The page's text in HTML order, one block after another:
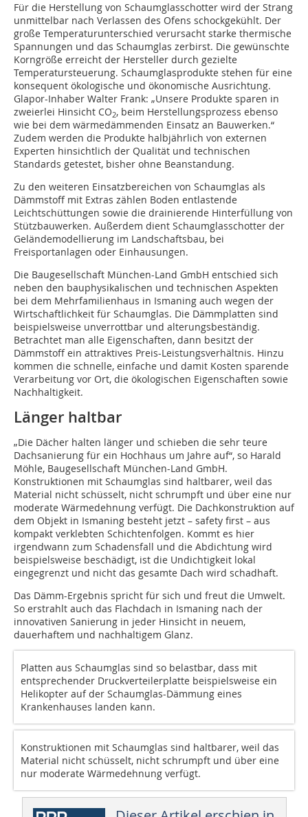
Für die Herstellung von Schaumglasschotter wird der Strang
unmittelbar nach Verlassen des Ofens schockgekühlt. Der
große Temperaturunterschied verursacht starke thermische
Spannungen und das Schaumglas zerbirst. Die gewünschte
Korngröße erreicht der Hersteller durch gezielte
Temperatursteuerung. Schaumglasprodukte stehen für eine
konsequent ökologische und ökonomische Ausrichtung.
Glapor-Inhaber Walter Frank: „Unsere Produkte sparen in
zweierlei Hinsicht CO2, beim Herstellungsprozess ebenso
wie bei dem wärmedämmenden Einsatz an Bauwerken.“
Zudem werden die Produkte halbjährlich von externen
Experten hinsichtlich der Qualität und technischen
Standards getestet, bisher ohne Beanstandung.
Zu den weiteren Einsatzbereichen von Schaumglas als
Dämmstoff mit Extras zählen Boden entlastende
Leichtschüttungen sowie die drainierende Hinterfüllung von
Stützbauwerken. Außerdem dient Schaumglasschotter der
Geländemodellierung im Landschaftsbau, bei
Freisportanlagen oder Einhausungen.
Die Baugesellschaft München-Land GmbH entschied sich
neben den bauphysikalischen und technischen Aspekten
bei dem Mehrfamilienhaus in Ismaning auch wegen der
Wirtschaftlichkeit für Schaumglas. Die Dämmplatten sind
beispielsweise unverrottbar und alterungsbeständig.
Betrachtet man alle Eigenschaften, dann besitzt der
Dämmstoff ein attraktives Preis-Leistungsverhältnis. Hinzu
kommen die schnelle, einfache und damit Kosten sparende
Verarbeitung vor Ort, die ökologischen Eigenschaften sowie
Nachhaltigkeit.
Länger haltbar
„Die Dächer halten länger und schieben die sehr teure
Dachsanierung für ein Hochhaus um Jahre auf“, so Harald
Möhle, Baugesellschaft München-Land GmbH.
Konstruktionen mit Schaumglas sind haltbarer, weil das
Material nicht schüsselt, nicht schrumpft und über eine nur
moderate Wärmedehnung verfügt. Die Dachkonstruktion auf
dem Objekt in Ismaning besteht jetzt – safety first – aus
kompakt verklebten Schichtenfolgen. Kommt es hier
irgendwann zum Schadensfall und die Abdichtung wird
beispielsweise beschädigt, ist die Undichtigkeit lokal
eingegrenzt und nicht das gesamte Dach wird schadhaft.
Das Dämm-Ergebnis spricht für sich und freut die Umwelt.
So erstrahlt auch das Flachdach in Ismaning nach der
innovativen Sanierung in jeder Hinsicht in neuem,
dauerhaftem und nachhaltigem Glanz.
Platten aus Schaumglas sind so belastbar, dass mit
entsprechender Druckverteilerplatte ­beispielsweise ein
Helikopter auf der Schaumglas-Dämmung eines
Krankenhauses landen kann.
Konstruktionen mit Schaumglas sind haltbarer, weil das
Material nicht schüsselt, nicht schrumpft und über eine
nur moderate Wärmedehnung verfügt.